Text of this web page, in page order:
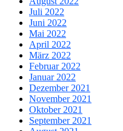
Juli 2022
Juni 2022
Mai 2022
April 2022
März 2022
Februar 2022
Januar 2022
Dezember 2021
November 2021
Oktober 2021
September 2021